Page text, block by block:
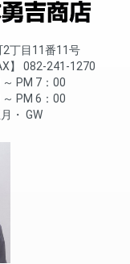
2丁目11番11号
082-241-1270
PM 7：00
PM 6：00
GW